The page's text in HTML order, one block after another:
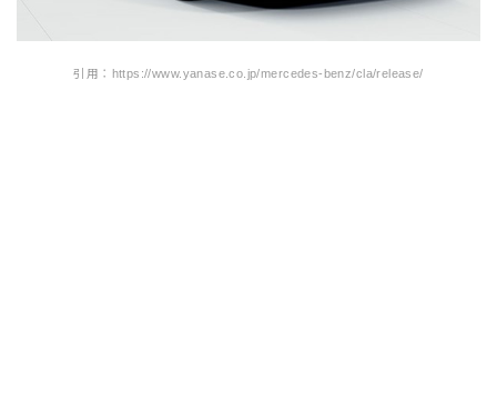
引用：https://www.yanase.co.jp/mercedes-benz/cla/release/